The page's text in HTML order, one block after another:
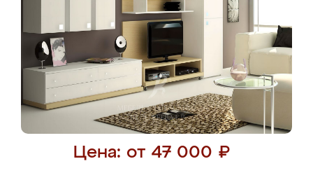
Цена: от 47 000 ₽